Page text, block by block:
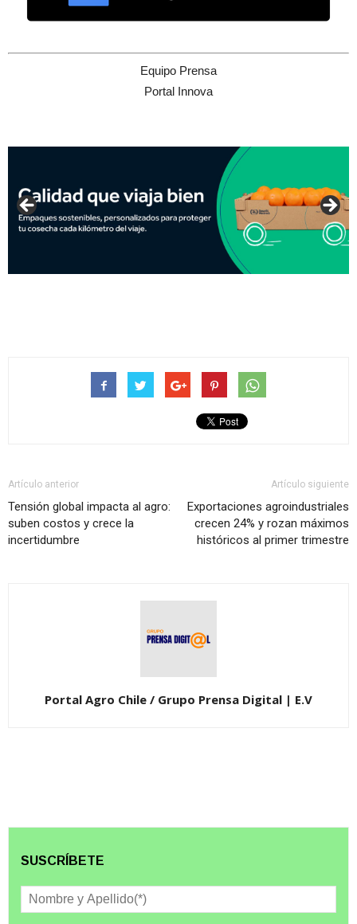
Equipo Prensa
Portal Innova
Artículo anterior
Tensión global impacta al agro:
suben costos y crece la
incertidumbre
Artículo siguiente
Exportaciones agroindustriales
crecen 24% y rozan máximos
históricos al primer trimestre
Portal Agro Chile / Grupo Prensa Digital | E.V
SUSCRÍBETE